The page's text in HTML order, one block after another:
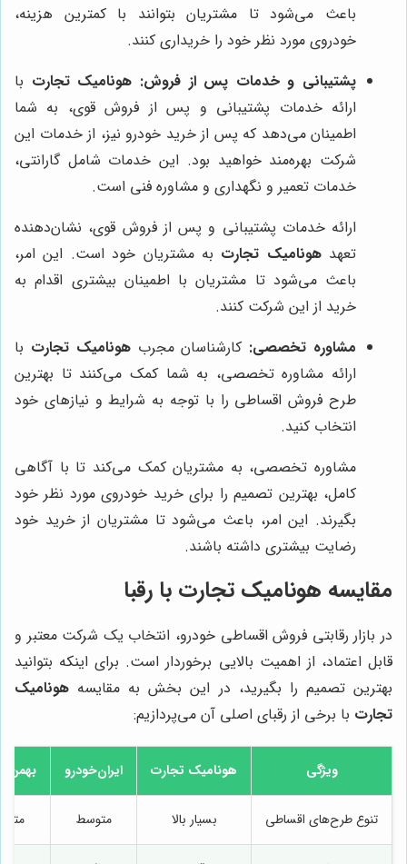
باعث می‌شود تا مشتریان بتوانند با کمترین هزینه،
خودروی مورد نظر خود را خریداری کنند.
پشتیبانی و خدمات پس از فروش: هونامیک تجارت با
ارائه خدمات پشتیبانی و پس از فروش قوی، به شما
اطمینان می‌دهد که پس از خرید خودرو نیز، از خدمات این
شرکت بهره‌مند خواهید بود. این خدمات شامل گارانتی،
خدمات تعمیر و نگهداری و مشاوره فنی است.
ارائه خدمات پشتیبانی و پس از فروش قوی، نشان‌دهنده
تعهدهونامیک تجارت به مشتریان خود است. این امر،
باعث می‌شود تا مشتریان با اطمینان بیشتری اقدام به
خرید از این شرکت کنند.
مشاوره تخصصی: کارشناسان مجربهونامیک تجارت با
ارائه مشاوره تخصصی، به شما کمک می‌کنند تا بهترین
طرح فروش اقساطی را با توجه به شرایط و نیازهای خود
انتخاب کنید.
مشاوره تخصصی، به مشتریان کمک می‌کند تا با آگاهی
کامل، بهترین تصمیم را برای خرید خودروی مورد نظر خود
بگیرند. این امر، باعث می‌شود تا مشتریان از خرید خود
رضایت بیشتری داشته باشند.
مقایسه هونامیک تجارت با رقبا
در بازار رقابتی فروش اقساطی خودرو، انتخاب یک شرکت معتبر و
قابل اعتماد، از اهمیت بالایی برخوردار است. برای اینکه بتوانید
بهترین تصمیم را بگیرید، در این بخش به مقایسه هونامیک
تجارت با برخی از رقبای اصلی آن می‌پردازیم:
ویژگی هونامیک تجارت ایران‌خودرو بهمن
تنوع طرح‌های اقساطی بسیار بالا متوسط